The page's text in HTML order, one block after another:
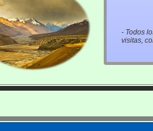
- Todos
visitas,